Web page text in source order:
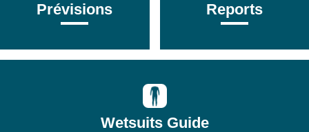
Prévisions Reports
Wetsuits Guide